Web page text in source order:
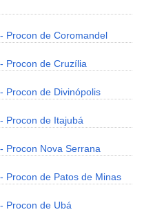
Procon de Coromandel
Procon de Cruzília
Procon de Divinópolis
Procon de Itajubá
Procon Nova Serrana
Procon de Patos de Minas
Procon de Ubá